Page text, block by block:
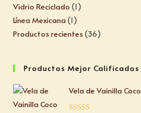
Vidrio Reciclado 1
Línea Mexicana 1
Productos recientes 36
Productos Mejor Calificados
Vela de Vainilla Coco